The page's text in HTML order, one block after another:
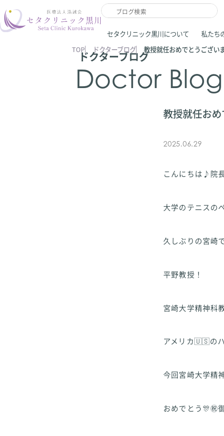
セタクリニック黒川について 私たち
ドクターブログ
Doctor Blog
TOP ドクターブログ 教授就任おめでとうござい
教授就任おめ
2025.06.29
こんにちは♪院
大学のテニスの
久しぶりの宮崎
平野教授！
宮崎大学精神科
アメリカ🇺🇸の
今回宮崎大学精
おめでとう🎊㊗️